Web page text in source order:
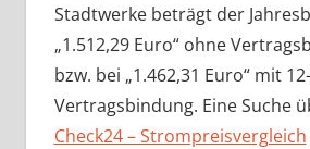
Stadtwerke beträgt der
„1.512,29 Euro“ ohne
bzw. bei „1.462,31 Euro“ mit
Vertragsbindung. Eine Suche
Check24 – Strompreisvergleich